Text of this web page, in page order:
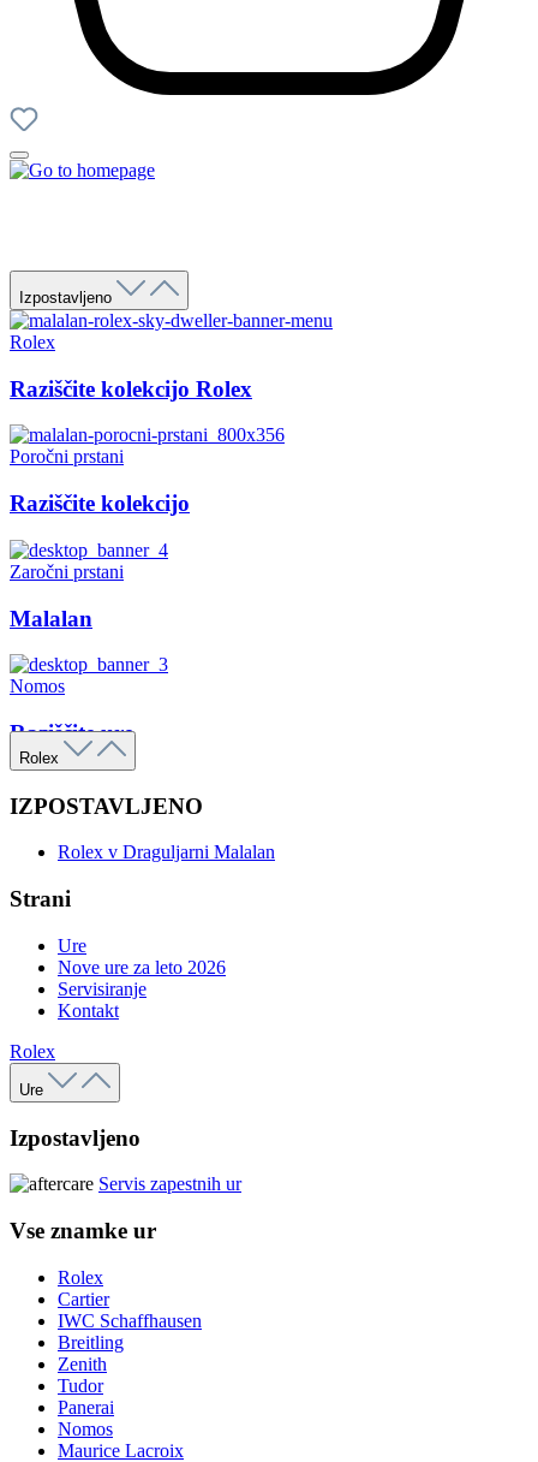
Izpostavljeno
Rolex
Raziščite kolekcijo Rolex
Poročni prstani
Raziščite kolekcijo
Zaročni prstani
Malalan
Nomos
Raziščite ure
Rolex
IZPOSTAVLJENO
Rolex v Draguljarni Malalan
Strani
Ure
Nove ure za leto 2026
Servisiranje
Kontakt
Rolex
Ure
Izpostavljeno
Servis zapestnih ur
Vse znamke ur
Rolex
Cartier
IWC Schaffhausen
Breitling
Zenith
Tudor
Panerai
Nomos
Maurice Lacroix